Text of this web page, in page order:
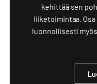
kehittää sen
liiketoimintaa.
luonnollisesti